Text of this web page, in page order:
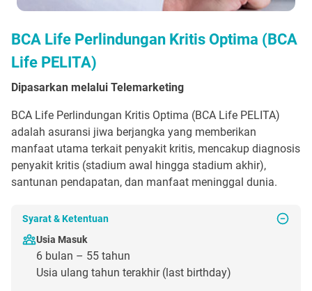
BCA Life Perlindungan Kritis Optima (BCA
Life PELITA)
Dipasarkan melalui Telemarketing
BCA Life Perlindungan Kritis Optima (BCA Life PELITA)
adalah asuransi jiwa berjangka yang memberikan
manfaat utama terkait penyakit kritis, mencakup diagnosis
penyakit kritis (stadium awal hingga stadium akhir),
santunan pendapatan, dan manfaat meninggal dunia.
Syarat & Ketentuan
Usia Masuk
6 bulan – 55 tahun
Usia ulang tahun terakhir (last birthday)